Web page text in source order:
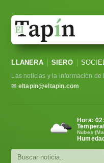
Sociedad
Política
Cultura
LLANERA SIERO
Las noticias y la información de
✉ eltapin@eltapin.com
Hora:
Nubes